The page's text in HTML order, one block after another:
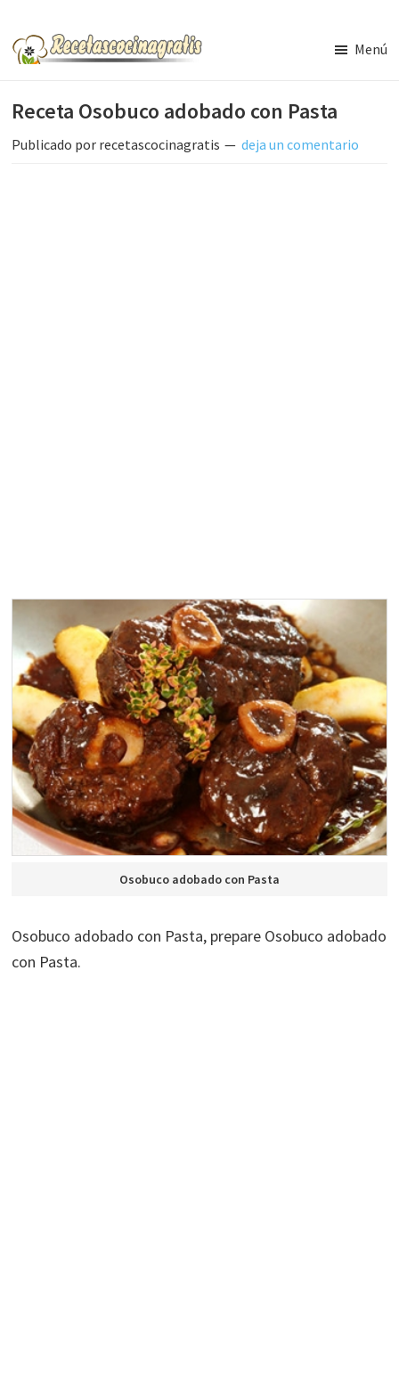
contenido
lateral
principal
Cocina
Menú
Receta Osobuco adobado con Pasta
Publicado por recetascocinagratis deja un comentario
Osobuco adobado con Pasta
Osobuco adobado con Pasta, prepare Osobuco adobado
con Pasta.